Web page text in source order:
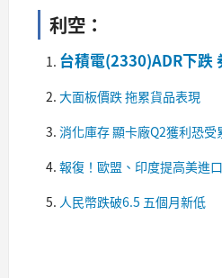
利空：
台積電(2330)ADR下跌
大面板價跌 拖累貨品表現
消化庫存 顯卡廠Q2獲利恐受
報復！歐盟、印度提高美進
人民幣跌破6.5 五個月新低​